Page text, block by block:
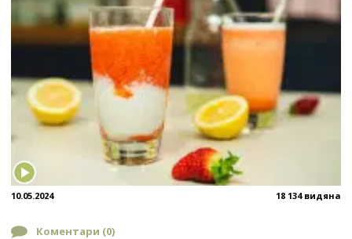
10.05.2024 18 134 видяна
Коментари (0)